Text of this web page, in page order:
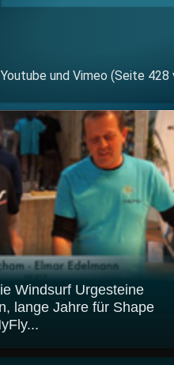
und Vimeo (Seite 428
Windsurf Urgesteine
lange Jahre für Shape